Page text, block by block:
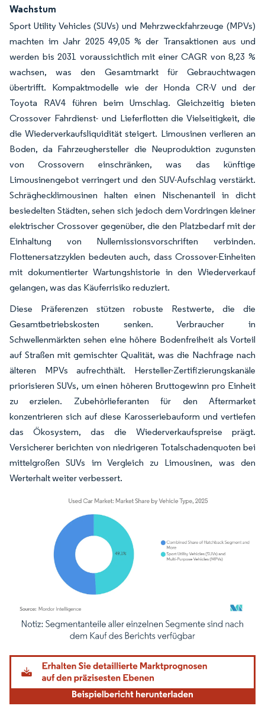
Wachstum
Sport Utility Vehicles (SUVs) und Mehrzweckfahrzeuge (MPVs)
machten im Jahr 2025 49,05 % der Transaktionen aus und
werden bis 2031 voraussichtlich mit einer CAGR von 8,23 %
wachsen, was den Gesamtmarkt für Gebrauchtwagen
übertrifft. Kompaktmodelle wie der Honda CR-V und der
Toyota RAV4 führen beim Umschlag. Gleichzeitig bieten
Crossover Fahrdienst- und Lieferflotten die Vielseitigkeit, die
die Wiederverkaufsliquidität steigert. Limousinen verlieren an
Boden, da Fahrzeughersteller die Neuproduktion zugunsten
von Crossovern einschränken, was das künftige
Limousinengebot verringert und den SUV-Aufschlag verstärkt.
Schräghecklimousinen halten einen Nischenanteil in dicht
besiedelten Städten, sehen sich jedoch dem Vordringen kleiner
elektrischer Crossover gegenüber, die den Platzbedarf mit der
Einhaltung von Nullemissionsvorschriften verbinden.
Flottenersatzzyklen bedeuten auch, dass Crossover-Einheiten
mit dokumentierter Wartungshistorie in den Wiederverkauf
gelangen, was das Käuferrisiko reduziert.
Diese Präferenzen stützen robuste Restwerte, die die
Gesamtbetriebskosten senken. Verbraucher in
Schwellenmärkten sehen eine höhere Bodenfreiheit als Vorteil
auf Straßen mit gemischter Qualität, was die Nachfrage nach
älteren MPVs aufrechthält. Hersteller-Zertifizierungskanäle
priorisieren SUVs, um einen höheren Bruttogewinn pro Einheit
zu erzielen. Zubehörlieferanten für den Aftermarket
konzentrieren sich auf diese Karosseriebauform und vertiefen
das Ökosystem, das die Wiederverkaufspreise prägt.
Versicherer berichten von niedrigeren Totalschadenquoten bei
mittelgroßen SUVs im Vergleich zu Limousinen, was den
Werterhalt weiter verbessert.
Bild © Mordor Intelligence. Wiederverwendung erfordert Namensnennung